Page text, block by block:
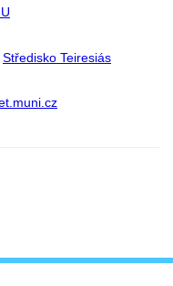
Středisko Teiresiás